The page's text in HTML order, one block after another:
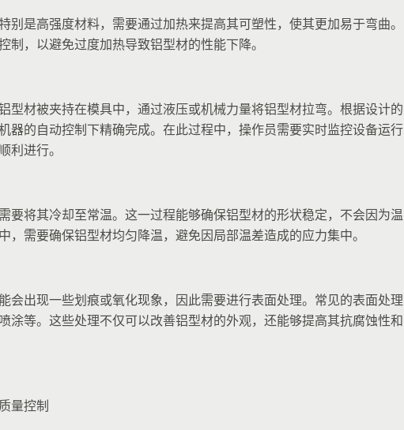
别是高强度材料，需要通过加热来提高其可塑性，使其更加易于弯曲。
制，以避免过度加热导致铝型材的性能下降。
型材被夹持在模具中，通过液压或机械力量将铝型材拉弯。根据设计的
器的自动控制下精确完成。在此过程中，操作员需要实时监控设备运行
利进行。
要将其冷却至常温。这一过程能够确保铝型材的形状稳定，不会因为温
，需要确保铝型材均匀降温，避免因局部温差造成的应力集中。
会出现一些划痕或氧化现象，因此需要进行表面处理。常见的表面处理
涂等。这些处理不仅可以改善铝型材的外观，还能够提高其抗腐蚀性和
量控制